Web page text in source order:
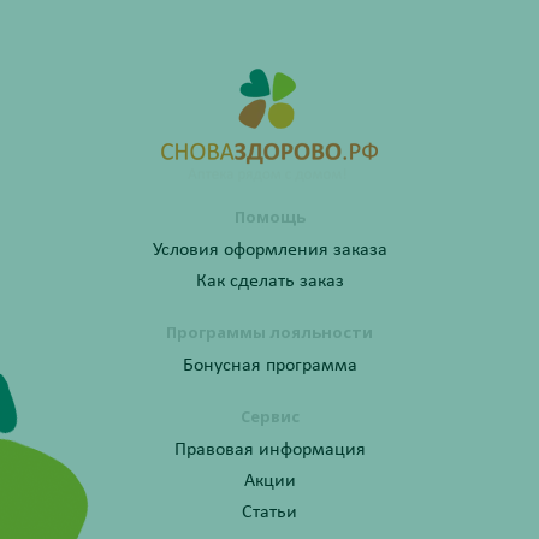
Помощь
Условия оформления заказа
Как сделать заказ
Программы лояльности
Бонусная программа
Сервис
Правовая информация
Акции
Статьи